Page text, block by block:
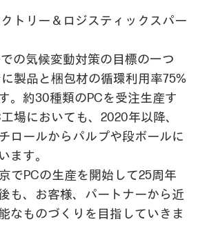
トリー＆ロジスティックスパー
の気候変動対策の目標の一つ
製品と梱包材の循環利用率75%
。約30種類のPCを受注生産す
場においても、2020年以降、
ロールからパルプや段ボールに
ます。
でPCの生産を開始して25周年
も、お客様、パートナーから近
なものづくりを目指していきま